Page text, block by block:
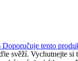
Doporučuje tento
svěží. Vychutnejte si